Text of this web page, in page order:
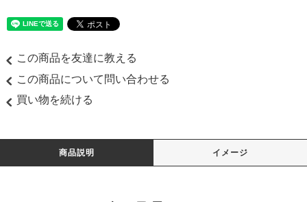
この商品を友達に教える
この商品について問い合わせる
買い物を続ける
商品説明 イメージ